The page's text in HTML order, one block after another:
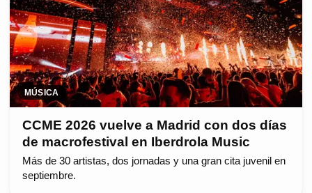
MÚSICA
CCME 2026 vuelve a Madrid con dos días
de macrofestival en Iberdrola Music
Más de 30 artistas, dos jornadas y una gran cita juvenil en
septiembre.